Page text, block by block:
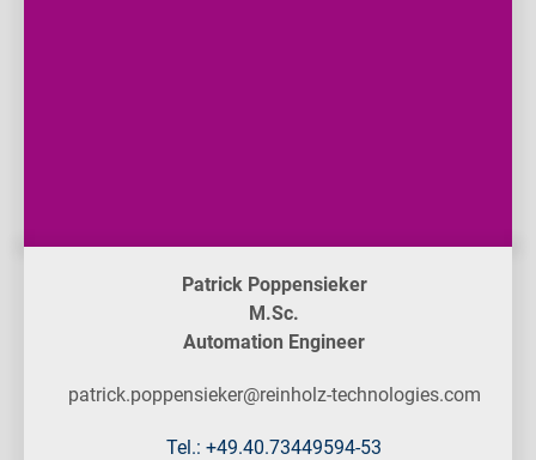
Patrick Poppensieker
M.Sc.
Automation Engineer
patrick.poppensieker@reinholz-technologies.com
Tel.: +49.40.73449594-53